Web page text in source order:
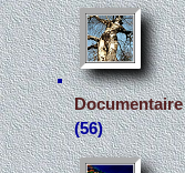
Documentaire
(56)